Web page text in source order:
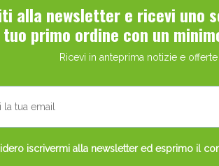
alla newsletter e ricevi uno
primo ordine con un
Ricevi in anteprima notizie e
iscrivermi alla newsletter ed esprimo il
Intestinale: Sconto fino